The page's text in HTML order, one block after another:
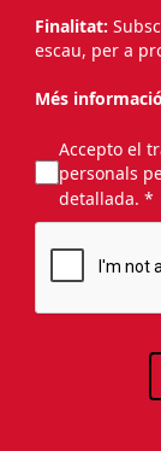
Finalitat:
escau, per a
Més
Accepto el
personals
detallada. *